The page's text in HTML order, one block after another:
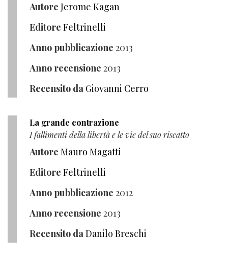
Autore Jerome Kagan
Editore Feltrinelli
Anno pubblicazione 2013
Anno recensione 2013
Recensito da Giovanni Cerro
La grande contrazione
I fallimenti della libertà e le vie del suo riscatto
Autore Mauro Magatti
Editore Feltrinelli
Anno pubblicazione 2012
Anno recensione 2013
Recensito daDanilo Breschi